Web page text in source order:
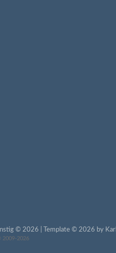
© 2026 | Template © 2026 by Karl
2009-2026